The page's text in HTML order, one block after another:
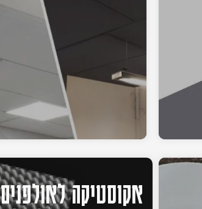
אקוסטיקה לאולפנים